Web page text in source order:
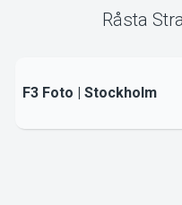
Om
Råsta
F3 Foto | Stockholm